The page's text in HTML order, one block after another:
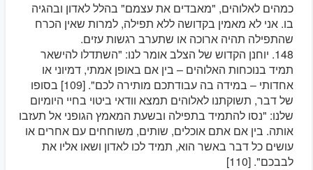
כמהים לאלוהים, "מאבדים את עצמם" בהלל לאדון ובהגיה
בו. אני לא מאמין בקדושה ללא תפילה, למרות שאין הכרח
שהתפילה תהיה ארוכה או שתערב רגשות עזים.
148. יוחנן הקדוש של הצלב אומר לנו: "השתדלו להישאר
תמיד בנוכחות האלוהים – בין אם באופן אמתי, דמיוני או
אחדותי – במידה בה עבודתכם מותירה לכם". [109] בסופו
של דבר, תשוקתנו לאלוהים תמצא וודאי ביטוי בחיי היומיום
שלנו: "נסו להתמיד בתפילה ובשעת המאמץ הגופני אל תעזבו
אותה. בין אם אתם אוכלים, שותים, משוחחים עם אחרים או
עושים כל דבר באשר הוא, תמיד לכו לאדון ושאו אליו את
לבבכם". [110]